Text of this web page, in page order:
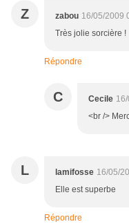
Z zabou 16/05/2009
Très jolie sorcière !
Répondre
C Cecile
<br />
L lamifosse 16/05/
Elle est superbe
Répondre